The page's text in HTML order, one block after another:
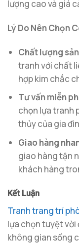
lượng cao và giá
Lý Do Nên Chọn
Chất lượng
tranh với chất
hợp kim chắc
Tư vấn miễn
chọn lựa tranh
thủy của gia
Giao hàng
giao hàng tận
khách hàng
Kết Luận
Tranh trang trí
lựa chọn tuyệt vời
không gian sống